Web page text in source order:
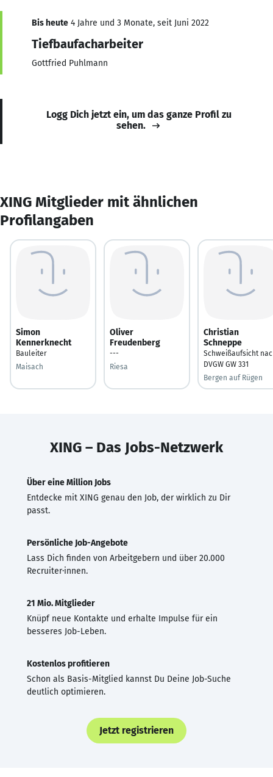
Bis heute 4 Jahre und 3 Monate, seit Juni 2022
Tiefbaufacharbeiter
Gottfried Puhlmann
Logg Dich jetzt ein, um das ganze Profil zu
sehen.
XING Mitglieder mit ähnlichen
Profilangaben
Simon
Kennerknecht
Bauleiter
Maisach
Oliver
Freudenberg
---
Riesa
Christian
Schneppe
Schweißaufsicht
DVGW GW 331
Bergen auf Rügen
XING – Das Jobs-Netzwerk
Über eine Million Jobs
Entdecke mit XING genau den Job, der wirklich zu Dir
passt.
Persönliche Job-Angebote
Lass Dich finden von Arbeitgebern und über 20.000
Recruiter·innen.
21 Mio. Mitglieder
Knüpf neue Kontakte und erhalte Impulse für ein
besseres Job-Leben.
Kostenlos profitieren
Schon als Basis-Mitglied kannst Du Deine Job-Suche
deutlich optimieren.
Jetzt registrieren